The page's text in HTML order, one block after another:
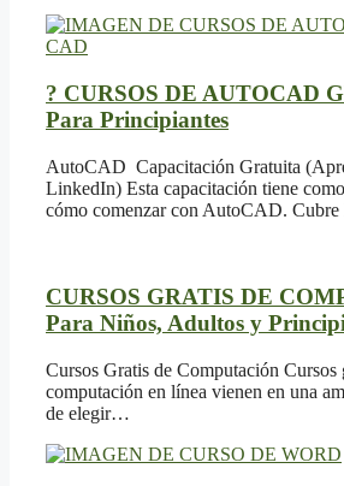
? CURSOS DE AUTOCAD
Para Principiantes
AutoCAD Capacitación Gratuita
LinkedIn) Esta capacitación tiene
cómo comenzar con AutoCAD.
CURSOS GRATIS DE
Para Niños, Adultos y
Cursos Gratis de Computación Cursos
computación en línea vienen en una
de elegir…